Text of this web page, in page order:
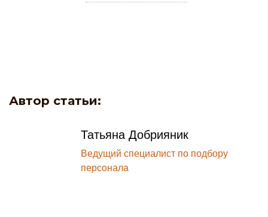
Автор статьи:
Татьяна Добрияник
Ведущий специалист по подбору
персонала